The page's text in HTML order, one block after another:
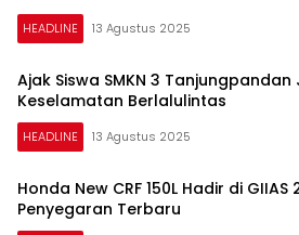
HEADLINE 13 Agustus 2025
Ajak Siswa SMKN 3
Keselamatan Berlalulintas
HEADLINE 13 Agustus 2025
Honda New CRF 150L Hadir di
Penyegaran Terbaru